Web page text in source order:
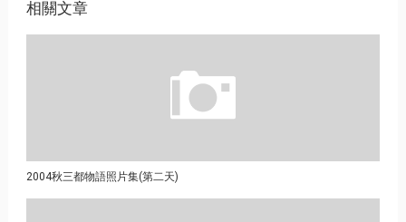
相關文章
2004秋三都物語照片集(第二天)